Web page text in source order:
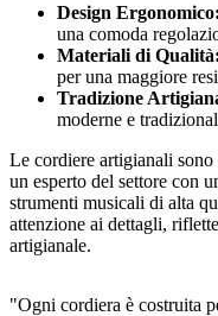
Design Ergonomico:
una comoda
Materiali di Qualità:
per una maggiore
Tradizione
moderne e
Le cordiere artigianali
un esperto del settore con
strumenti musicali di alta
attenzione ai dettagli,
artigianale.
"Ogni cordiera è costruita